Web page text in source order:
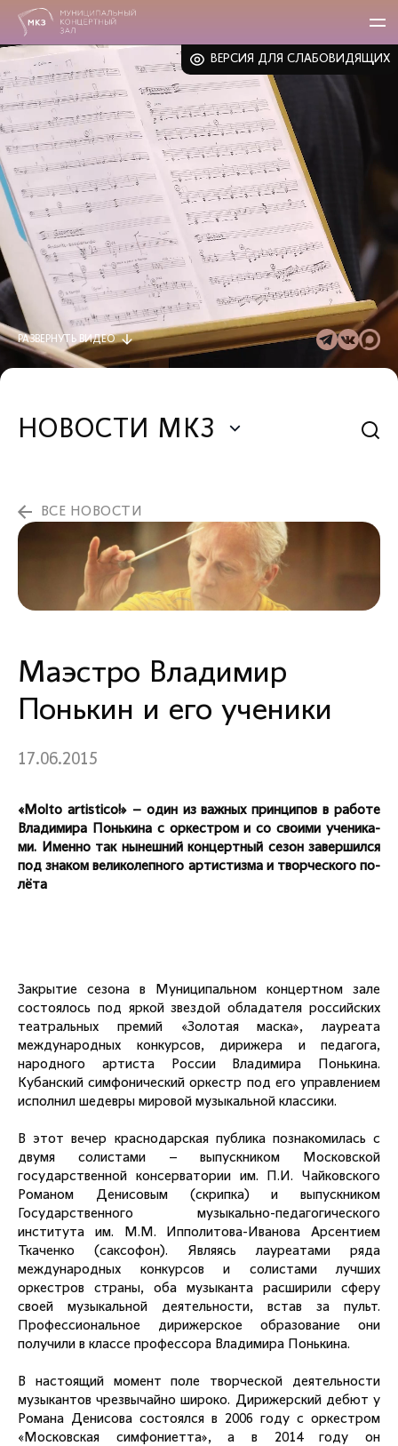
ВЕРСИЯ ДЛЯ СЛАБОВИДЯЩИХ
РАЗВЕРНУТЬ ВИДЕО
НОВОСТИ МКЗ
ВСЕ НОВОСТИ
Маэстро Владимир
Понькин и его ученики
17.06.2015
«Molto artistico!» – один из важ­ных прин­ци­пов в ра­боте
Владимира Понькина с ор­кес­тром и со сво­ими уче­ника­
ми. Имен­но так ны­неш­ний кон­цер­тный се­зон за­вер­шился
под зна­ком ве­лико­леп­но­го ар­тистиз­ма и твор­ческо­го по­
лёта
Закрытие сезона в Муниципальном концертном зале
состоялось под яркой звездой обладателя российских
театральных премий «Золотая маска», лауреата
международных конкурсов, дирижера и педагога,
народного артиста России Владимира Понькина.
Кубанский симфонический оркестр под его управлением
исполнил шедевры мировой музыкальной классики.
В этот вечер краснодарская публика познакомилась с
двумя солистами – выпускником Московской
государственной консерватории им. П.И. Чайковского
Романом Денисовым (скрипка) и выпускником
Государственного музыкально-педагогического
института им. М.М. Ипполитова-Иванова Арсентием
Ткаченко (саксофон). Являясь лауреатами ряда
международных конкурсов и солистами лучших
оркестров страны, оба музыканта расширили сферу
своей музыкальной деятельности, встав за пульт.
Профессиональное дирижерское образование они
получили в классе профессора Владимира Понькина.
В настоящий момент поле творческой деятельности
музыкантов чрезвычайно широко. Дирижерский дебют у
Романа Денисова состоялся в 2006 году с оркестром
«Московская симфониетта», а в 2014 году он